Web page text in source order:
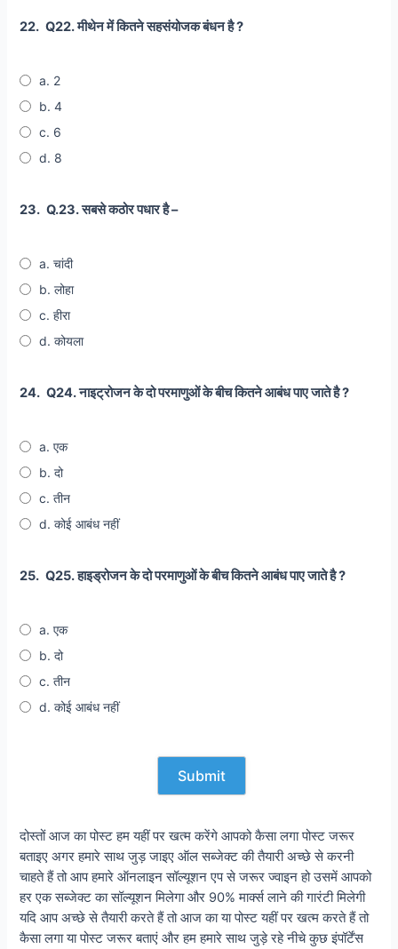
22. Q22. मीथेन में कितने सहसंयोजक बंधन है ?
a. 2
b. 4
c. 6
d. 8
23. Q.23. सबसे कठोर पधार है –
a. चांदी
b. लोहा
c. हीरा
d. कोयला
24. Q24. नाइट्रोजन के दो परमाणुओं के बीच कितने आबंध पाए जाते है ?
a. एक
b. दो
c. तीन
d. कोई आबंध नहीं
25. Q25. हाइड्रोजन के दो परमाणुओं के बीच कितने आबंध पाए जाते है ?
a. एक
b. दो
c. तीन
d. कोई आबंध नहीं
दोस्तों आज का पोस्ट हम यहीं पर खत्म करेंगे आपको कैसा लगा पोस्ट जरूर
बताइए अगर हमारे साथ जुड़ जाइए ऑल सब्जेक्ट की तैयारी अच्छे से करनी
चाहते हैं तो आप हमारे ऑनलाइन सॉल्यूशन एप से जरूर ज्वाइन हो उसमें आपको
हर एक सब्जेक्ट का सॉल्यूशन मिलेगा और 90% मार्क्स लाने की गारंटी मिलेगी
यदि आप अच्छे से तैयारी करते हैं तो आज का या पोस्ट यहीं पर खत्म करते हैं तो
कैसा लगा या पोस्ट जरूर बताएं और हम हमारे साथ जुड़े रहे नीचे कुछ इंपॉर्टेंस